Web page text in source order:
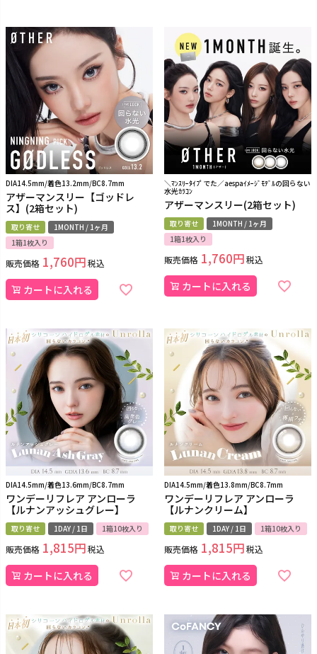
DIA14.5mm/着色13.2mm/BC8.7mm
アザーマンスリー【ゴッドレ
ス】(2箱セット)
取り寄せ
1MONTH / 1ヶ月
1箱1枚入り
販売価格 1,760 税込
カートに入れる
＼ﾏﾝｽﾘｰﾀｲﾌﾟでた／aespaｲﾒｰｼﾞﾓﾃﾞﾙの回らない
水光ｶﾗｺﾝ
アザーマンスリー(2箱セット)
取り寄せ
1MONTH / 1ヶ月
1箱1枚入り
販売価格 1,760 税込
カートに入れる
DIA14.5mm/着色13.6mm/BC8.7mm
ワンデーリフレア アンローラ
【ルナンアッシュグレー】
取り寄せ 1DAY / 1日 1箱10枚入り
販売価格 1,815 税込
カートに入れる
DIA14.5mm/着色13.8mm/BC8.7mm
ワンデーリフレア アンローラ
【ルナンクリーム】
取り寄せ 1DAY / 1日 1箱10枚入り
販売価格 1,815 税込
カートに入れる